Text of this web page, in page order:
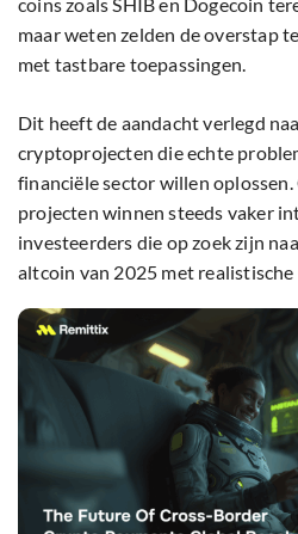
maar weten zelden de overstap
met tastbare toepassingen.
Dit heeft de aandacht verlegd
cryptoprojecten die echte
financiële sector willen
projecten winnen steeds vaker
investeerders die op zoek zijn
altcoin van 2025 met realistische